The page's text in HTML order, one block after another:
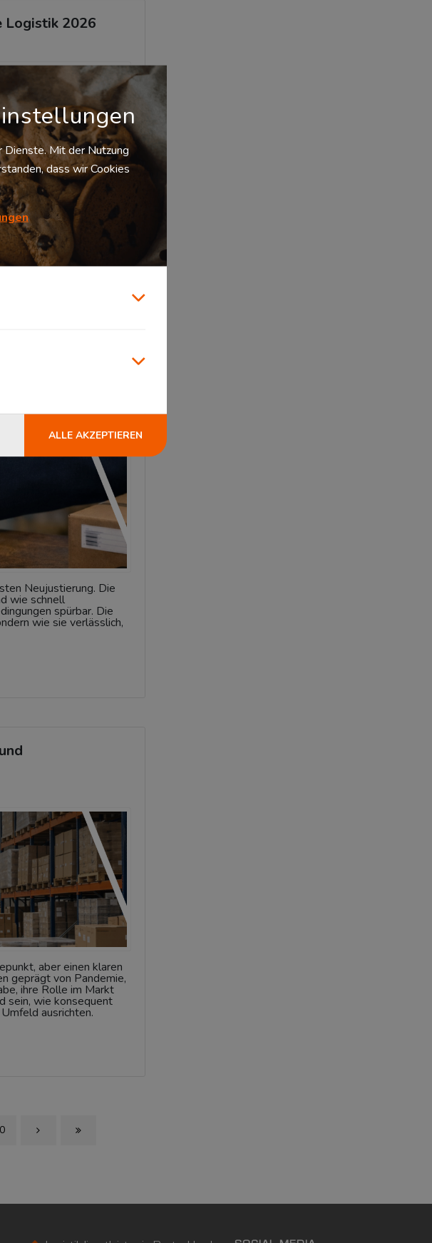
Logistik 2026
gesetzt.
insbesondere in
Neujustierung. Die
wie schnell
spürbar. Die
wie sie verlässlich,
aber einen klaren
geprägt von Pandemie,
ihre Rolle im Markt
sein, wie konsequent
ausrichten.
Next PageLast Page
Mit der Nutzung
dass wir Cookies
ALLE AKZEPTIEREN